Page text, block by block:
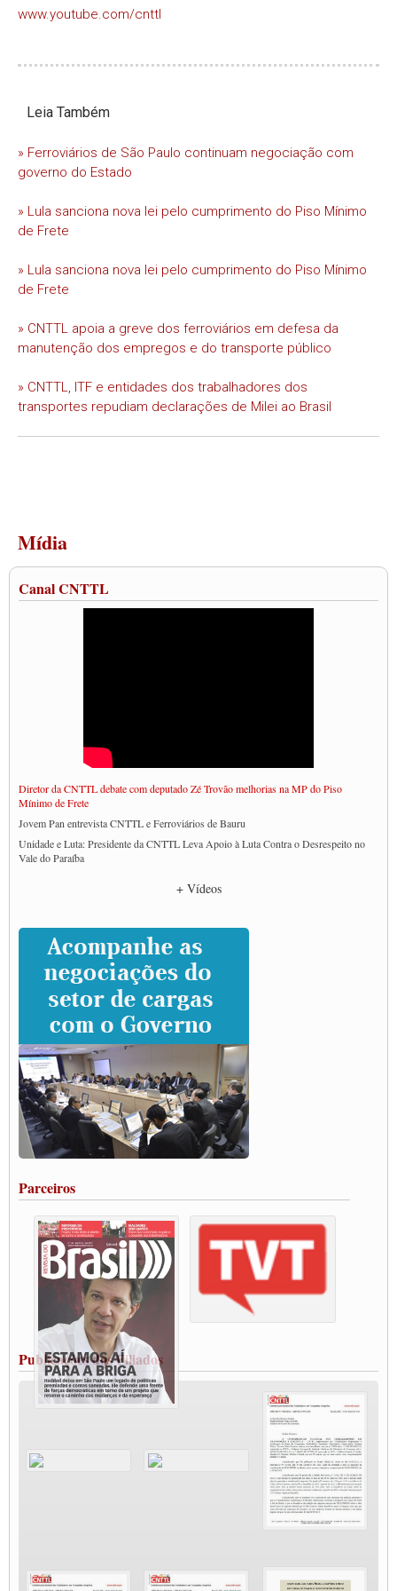
www.youtube.com/cnttl
Leia Também
» Ferroviários de São Paulo continuam negociação com
governo do Estado
» Lula sanciona nova lei pelo cumprimento do Piso Mínimo
de Frete
» Lula sanciona nova lei pelo cumprimento do Piso Mínimo
de Frete
» CNTTL apoia a greve dos ferroviários em defesa da
manutenção dos empregos e do transporte público
» CNTTL, ITF e entidades dos trabalhadores dos
transportes repudiam declarações de Milei ao Brasil
Mídia
Canal CNTTL
Diretor da CNTTL debate com deputado Zé Trovão melhorias na MP do Piso
Mínimo de Frete
Jovem Pan entrevista CNTTL e Ferroviários de Bauru
Unidade e Luta: Presidente da CNTTL Leva Apoio à Luta Contra o Desrespeito no
Vale do Paraíba
Caminhoneiros prometem paralisação e cobram diálogo com Lula
CNTTL e lideranças de caminhoneiros participam de debate sobre saúde nas
rodovias
Paulinho e Litti debatem política global para transporte rodoviário de cargas na
SUTCRA no Uruguai
Grande Conquista da Categoria transporte de Cargas e Caminhoneiros Autonomos
ENCONTRO INTERNACIONAL EM APOIO A CLASSE TRABALHADORA
DO BRASIL E A ELEIÇÃO 2022
Carta às Brasileiras e aos Brasileiros em Defesa do Estado Democrático de Direito
Paulinho, presidente da CNTTL, faz balanço do 3º Congresso da CNTTL
Caminhoneiros aprovam greve a partir do 1º de novembro
Rodoviários de Feira Santana fazem Assembleia para avaliar proposta de reajuste
salarial
Vacina Já: Lockdown de 24 horas dos trabalhadores em transportes está mantido,
Condutores de Guarulhos farão greve sanitária nesta terça-feira (20)
Paralisação dos Caminhoneiros na #BR285, entrocamento que liga o Mercosul ao
Rio Grande
Caminhoneiros bloqueiam duas faixas na Castello Branco e fazem protesto
Modal-Live #13 Aumento da Violência Contra Mulher e o Adoecimento da Classe
Trabalhadora em Tempos de Pandemia
MODAL-LIVE#12 POLÍTICAS PÚBLICAS DE TRANSPORTE PARA A
CLASSE TRABALHADORA E ELEIÇÕES NA PANDEMIA
MODAL-LIVE#11 POLÍTICAS PÚBLICAS DE TRANSPORTE
JUVENTUDE DO TRANSPORTE: POR QUE DEVEMOS NOS ORGANIZAR?
Fabio Primo testa positivo para Coronavírus, mas está bem de saúde
Modal-Live#9 Quais são os direitos dos trabalhador@s que contraem a Covid-19 na
Participe da Campanha Fora Bolsonaro
CNTTL e FECOOTAC apoiam Campanha de testes de COVID-19 para
MODAL-LIVE#8 - Lideranças sindicais da CNTTL, CGTB e dos caminhoneiros
O PAPEL DA ITF E FUTAC NAS LUTAS, EMPREGO, DIREITOS EM
ESCALA GLOBAL E DA DEFESA DA VIDA
+ Vídeos
Parceiros
Publicações dos Filiados